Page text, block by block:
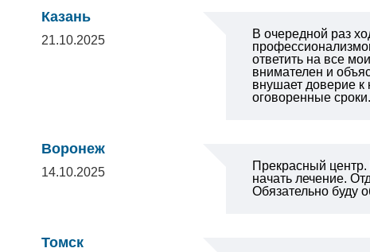
Казань
21.10.2025
В очередной раз
ответить на все
внимателен и
внушает доверие к
оговоренные сроки.
Воронеж
14.10.2025
Прекрасный центр.
начать лечение.
Обязательно буду
Томск